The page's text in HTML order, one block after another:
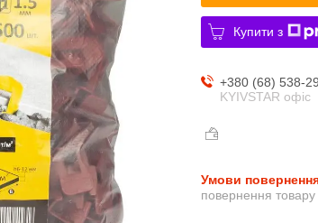
Купити з
+380 (68) 538-
KYIVSTAR офіс
повернення